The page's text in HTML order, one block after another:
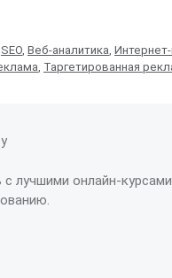
SEO Веб-аналитика
Таргетированная
с лучшими онлайн-